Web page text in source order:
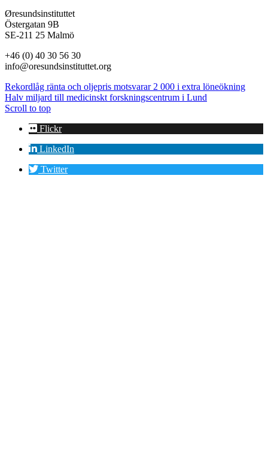
Øresundsinstituttet
Östergatan 9B
SE-211 25 Malmö
+46 (0) 40 30 56 30
info@oresundsinstituttet.org
Rekordlåg ränta och oljepris motsvarar 2 000 i extra löneökning
Halv miljard till medicinskt forskningscentrum i Lund
Scroll to top
Flickr
LinkedIn
Twitter